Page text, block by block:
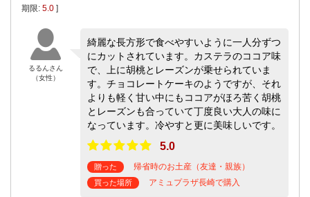
期限: 5.0 ]
るるんさん
（女性）
綺麗な長方形で食べやすいように一人分ずつ
にカットされています。カステラのココア味
で、上に胡桃とレーズンが乗せられていま
す。チョコレートケーキのようですが、それ
よりも軽く甘い中にもココアがほろ苦く胡桃
とレーズンも合っていて丁度良い大人の味に
なっています。冷やすと更に美味しいです。
5.0
贈った 帰省時のお土産（友達・親族）
買った場所 アミュプラザ長崎で購入